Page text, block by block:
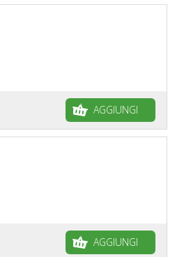
AGGIUNGI
AGGIUNGI